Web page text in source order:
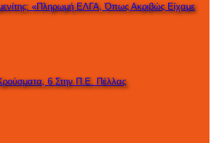
«Πληρωμή ΕΛΓΑ, Όπως Ακριβώς Είχαμε
6 Στην Π.Ε. Πέλλας